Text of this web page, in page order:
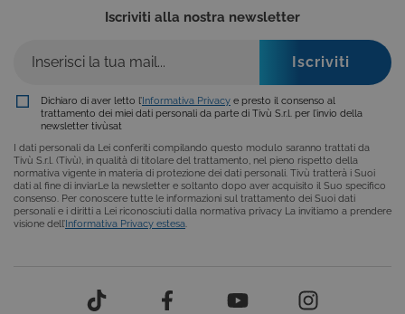
Iscriviti alla nostra newsletter
Dichiaro di aver letto l’Informativa Privacy e presto il consenso al
trattamento dei miei dati personali da parte di Tivù S.r.l. per l’invio della
newsletter tivùsat
I dati personali da Lei conferiti compilando questo modulo saranno trattati da
Tivù S.r.l. (Tivù), in qualità di titolare del trattamento, nel pieno rispetto della
normativa vigente in materia di protezione dei dati personali. Tivù tratterà i Suoi
dati al fine di inviarLe la newsletter e soltanto dopo aver acquisito il Suo specifico
consenso. Per conoscere tutte le informazioni sul trattamento dei Suoi dati
personali e i diritti a Lei riconosciuti dalla normativa privacy La invitiamo a prendere
visione dell’Informativa Privacy estesa
FUNZIONALITÀ
Cookie tecnici
Cookie analitici
Cookie di profilazione
Funzionalità
Questi cookie sono necessari per il corretto
funzionamento del nostro sito e non possono
visualizzazione del sito e dei suoi contenuti.
Inoltre, ti permetteranno di navigare sul sito